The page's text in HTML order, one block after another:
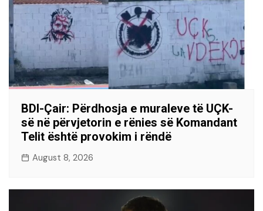
BDI-Çair: Përdhosja e muraleve të UÇK-
së në përvjetorin e rënies së Komandant
Telit është provokim i rëndë
August 8, 2026